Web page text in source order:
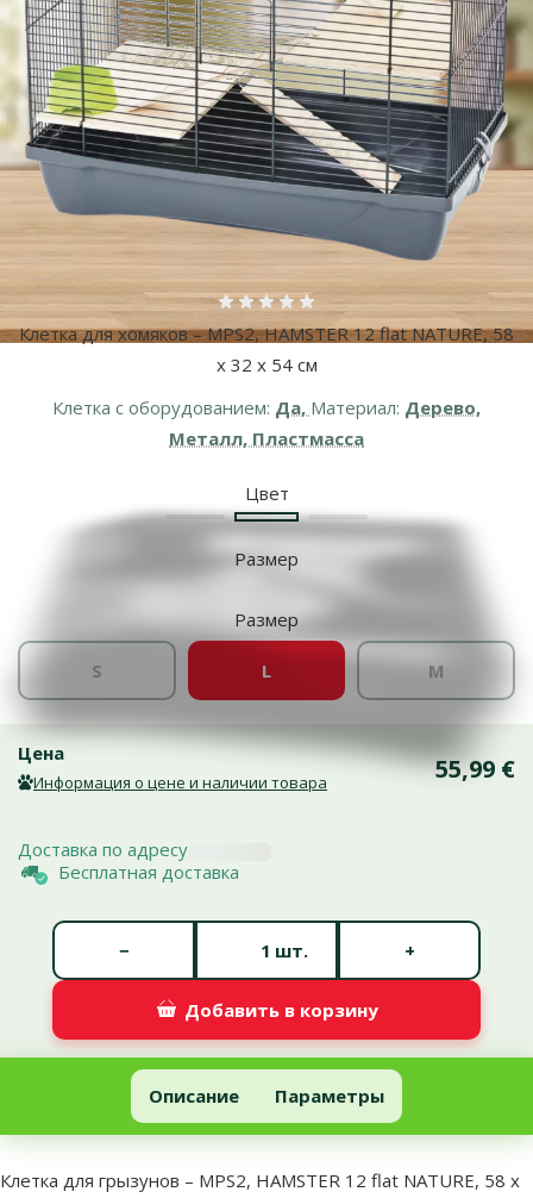
Клетка для хомяков – MPS2, HAMSTER 12 flat NATURE, 58
x 32 x 54 см
Оценка 0%
Клетка с оборудованием: Да, Материал: Дерево,
Металл, Пластмасса
Цвет
Разноцветный
Красный
Размер
Размер
S L M
Цена
Информация о цене и наличии товара 55,99 €
Доставка по адресу
Бесплатная доставка
шт.
− +
Добавить в корзину
Клетка для хомяков – MPS2, HAMSTER 12 flat NATURE, 58 x 32 x 54
Добавить в корзинуОписание Параметры
В начало страницы
superzoo.product.detail.content
Клетка для грызунов – MPS2, HAMSTER 12 flat NATURE, 58 x